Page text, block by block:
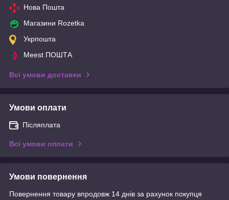
Нова Пошта
Магазини Rozetka
Укрпошта
Meest ПОШТА
Всі умови доставки
Умови оплати
Післяплата
Всі умови оплати
Умови повернення
Повернення товару впродовж 14 днів за рахунок покупця